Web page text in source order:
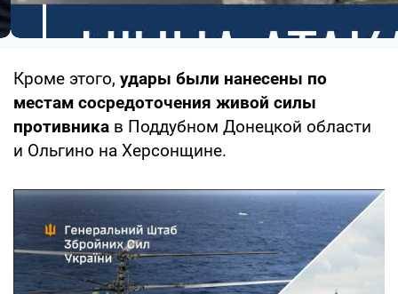
Кроме этого, удары были нанесены по
местам сосредоточения живой силы
противника в Поддубном Донецкой области
и Ольгино на Херсонщине.